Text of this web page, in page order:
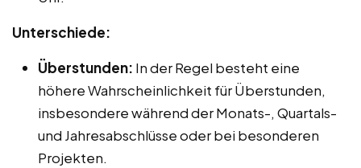
Unterschiede:
Überstunden: In der Regel besteht eine
höhere Wahrscheinlichkeit für Überstunden,
insbesondere während der Monats-, Quartals-
und Jahresabschlüsse oder bei besonderen
Projekten.